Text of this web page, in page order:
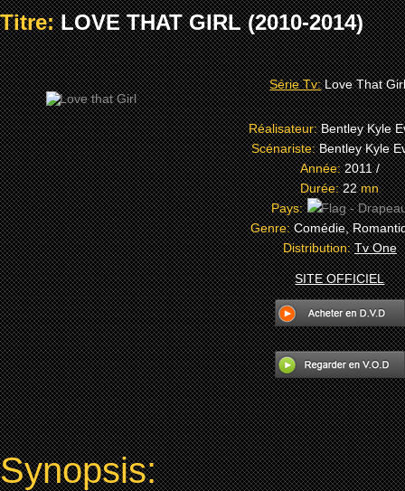
Titre:LOVE THAT GIRL (2010-2014)
Série Tv: Love That
Réalisateur:Bentley Kyle
Scénariste:Bentley Kyle
Année:2011 /
Durée:22mn
Pays:
Genre:Comédie,
Distribution:Tv One
SITE OFFICIEL
Synopsis: